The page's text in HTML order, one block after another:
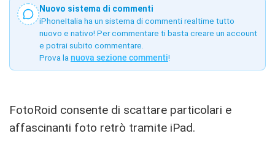
Nuovo sistema di commenti
iPhoneItalia ha un sistema di commenti realtime tutto
nuovo e nativo! Per commentare ti basta creare un account
e potrai subito commentare.
Prova la nuova sezione commenti!
FotoRoid consente di scattare particolari e
affascinanti foto retrò tramite iPad.